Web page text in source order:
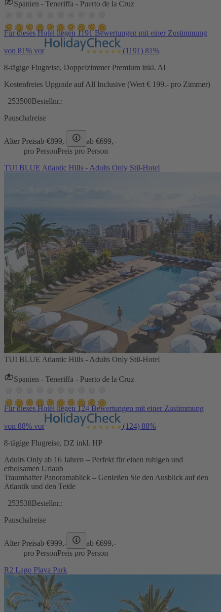
Spanien - Teneriffa - Puerto de la Cruz
Für dieses Hotel liegen 1191 Bewertungen mit einer Zustimmung
von 81% vor (1191) 81%
8-tägige Flugreise, Doppelzimmer Premium inkl. AI
Kostenfreies Upgrade auf All Inclusive (Wert € 199.- pro Zimmer)
253500Bestellnr.:
Pauschalreise
Alter Preisab €899,- ab €699,-
pro PersonPreis pro Person
TUI BLUE Atlantic Hills - Adults Only Stil-Hotel
TUI BLUE Atlantic Hills - Adults Only Stil-Hotel
Spanien - Teneriffa - Puerto de la Cruz
Für dieses Hotel liegen 124 Bewertungen mit einer Zustimmung
von 88% vor (124) 88%
8-tägige Flugreise, DZ inkl. HP
Adults Only ab 16 Jahren – Perfekt für einen ruhigen und
erholsamen Urlaub
Traumhafter Panoramablick – Genießen Sie den Ausblick auf den
Atlantik und den Teide
253538Bestellnr.:
Pauschalreise
Alter Preisab €999,- ab €699,-
pro PersonPreis pro Person
R2 Lago Playa Park